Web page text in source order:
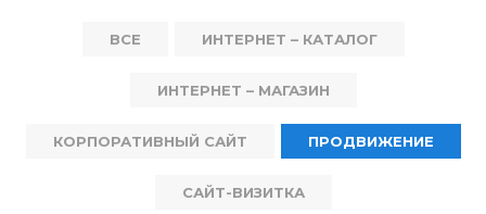
ВСЕ ИНТЕРНЕТ – КАТАЛОГ
ИНТЕРНЕТ – МАГАЗИН
КОРПОРАТИВНЫЙ САЙТ ПРОДВИЖЕНИЕ
САЙТ-ВИЗИТКА